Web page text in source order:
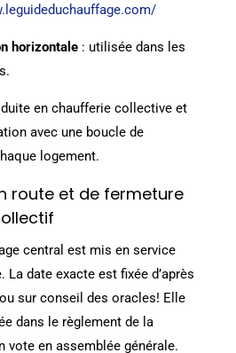
horizontale: utilisée dans les
en chaufferie collective et
avec une boucle de
logement.
route et de fermeture
central est mis en service
La date exacte est fixée d’après
sur conseil des oracles! Elle
dans le règlement de la
vote en assemblée générale.